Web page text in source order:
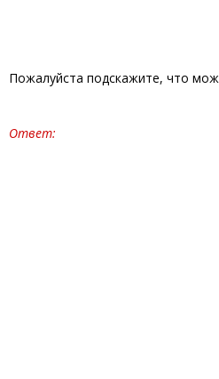
Пожалуйста подскажите, что
Ответ: